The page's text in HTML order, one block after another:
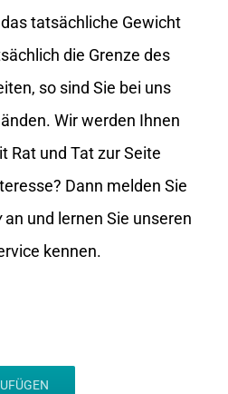
tatsächliche Gewicht
die Grenze des
so sind Sie bei uns
Wir werden Ihnen
Rat und Tat zur Seite
Dann melden Sie
an und lernen Sie unseren
kennen.